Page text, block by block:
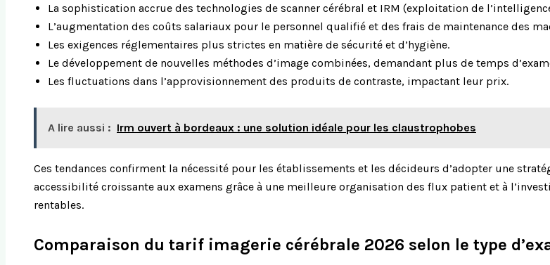
La sophistication accrue des technologies de scanner cérébral et IRM (exploitation de
L’augmentation des coûts salariaux pour le personnel qualifié et des frais de maintenance des
Les exigences réglementaires plus strictes en matière de sécurité et d’hygiène.
Le développement de nouvelles méthodes d’image combinées, demandant plus de temps
Les fluctuations dans l’approvisionnement des produits de contraste, impactant leur prix.
A lire aussi : Irm ouvert à bordeaux : une solution idéale pour les claustrophobes
Ces tendances confirment la nécessité pour les établissements et les décideurs d’adopter une
accessibilité croissante aux examens grâce à une meilleure organisation des flux patient et à
rentables.
Comparaison du tarif imagerie cérébrale 2026 selon le type